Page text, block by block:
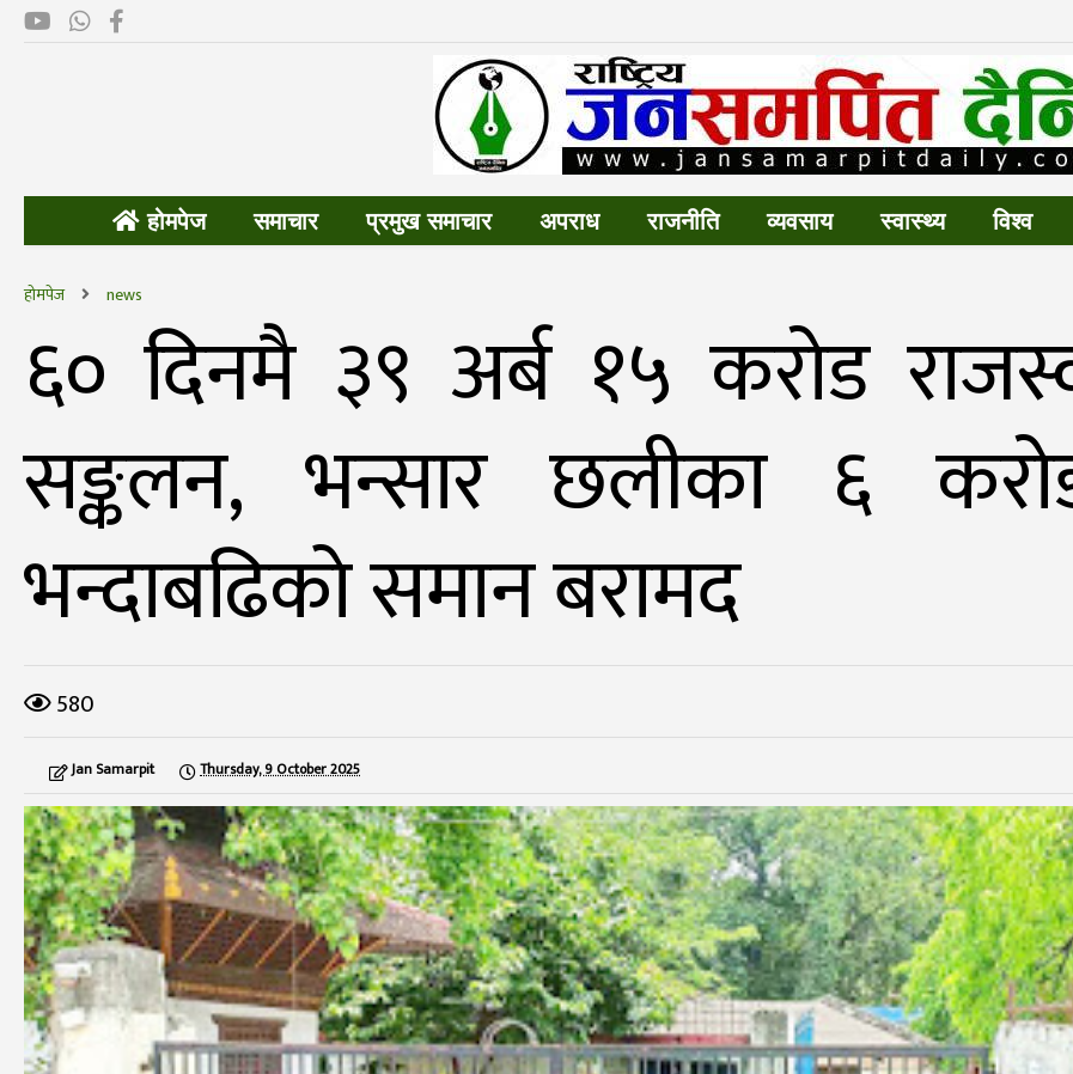
होमपेज समाचार प्रमुख समाचार अपराध राजनीति व्यवसाय स्वास्थ्य विश्व
होमपेज news
६० दिनमै ३९ अर्ब १५ करोड
सङ्कलन, भन्सार छलीका ६
भन्दाबढिकाे समान बरामद
580
Jan Samarpit Thursday, 9 October 2025